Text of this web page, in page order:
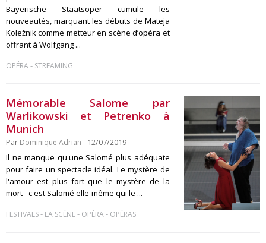
Bayerische Staatsoper cumule les
nouveautés, marquant les débuts de Mateja
Koležnik comme metteur en scène d’opéra et
offrant à Wolfgang ...
OPÉRA- STREAMING
Mémorable Salome par
Warlikowski et Petrenko à
Munich
Par Dominique Adrian - 12/07/2019
Il ne manque qu'une Salomé plus adéquate
pour faire un spectacle idéal. Le mystère de
l'amour est plus fort que le mystère de la
mort - c'est Salomé elle-même qui le ...
FESTIVALS- LA SCÈNE- OPÉRA- OPÉRAS